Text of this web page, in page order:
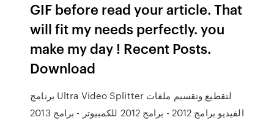
GIF before read your article. That
will fit my needs perfectly. you
make my day ! Recent Posts.
Download
برنامج Ultra Video Splitter لتقطيع وتقسيم ملفات
الفيديو برامج 2012 - برامج 2012 للكمبيوتر - برامج 2013